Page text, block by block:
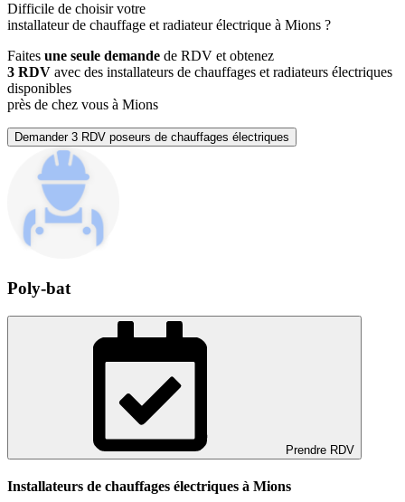
Difficile de choisir votre
installateur de chauffage et radiateur électrique à Mions ?
Faites une seule demande de RDV et obtenez
3 RDV avec des installateurs de chauffages et radiateurs électriques
disponibles
près de chez vous à Mions
Demander 3 RDV poseurs de chauffages électriques
Poly-bat
Prendre RDV
Installateurs de chauffages électriques à Mions